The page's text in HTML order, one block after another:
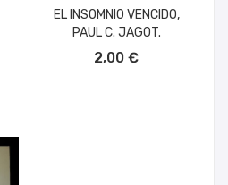
EL INSOMNIO VENCIDO,
PAUL C. JAGOT.
2,00 €